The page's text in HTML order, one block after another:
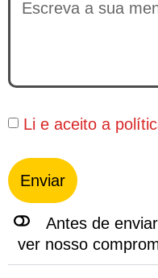
Li e aceito a
Enviar
Antes de
ver nosso